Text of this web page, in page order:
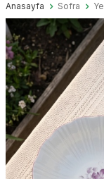
Anasayfa Sofra